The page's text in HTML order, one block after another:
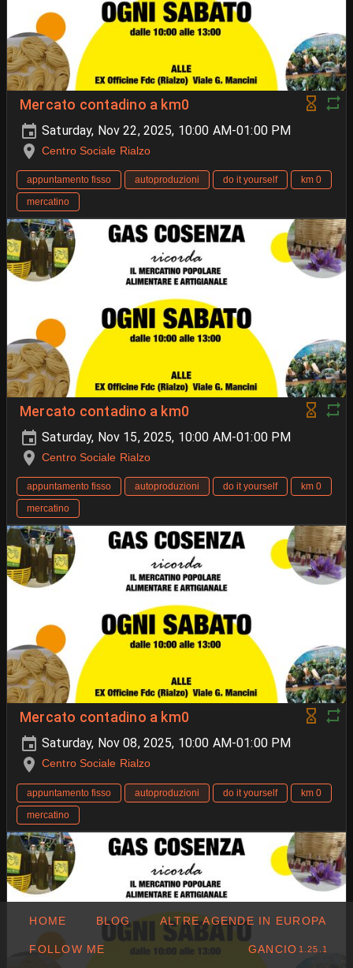
Mercato contadino a km0
Saturday, Nov 22, 2025, 10:00 AM-01:00 PM
Centro Sociale Rialzo
appuntamento fisso autoproduzioni do it yourself
km 0
mercatino
Mercato contadino a km0
Saturday, Nov 15, 2025, 10:00 AM-01:00 PM
Centro Sociale Rialzo
appuntamento fisso autoproduzioni do it yourself
km 0
mercatino
Mercato contadino a km0
Saturday, Nov 08, 2025, 10:00 AM-01:00 PM
Centro Sociale Rialzo
appuntamento fisso autoproduzioni do it yourself
km 0
mercatino
HOME BLOG ALTRE AGENDE IN EUROPA
FOLLOW ME GANCIO 1.25.1